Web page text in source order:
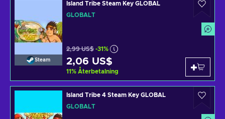
Steam
Island Tribe Steam Key GLOBAL
GLOBALT
2,99 US$ -31%
2,06 US$
11% Återbetalning
Island Tribe 4 Steam Key GLOBAL
GLOBALT